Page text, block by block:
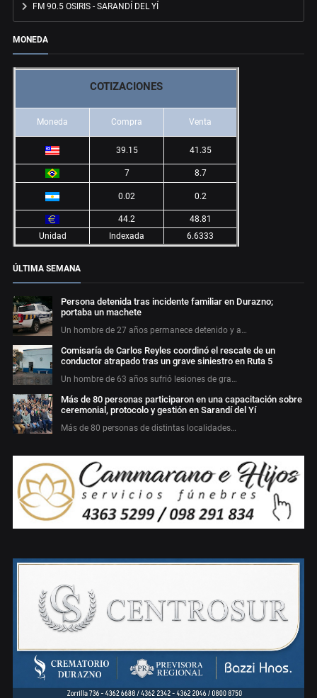
FM 90.5 OSIRIS - SARANDÍ DEL YÍ
MONEDA
COTIZACIONES
Moneda Compra Venta
39.15 41.35
7 8.7
0.02 0.2
44.2
48.81
Unidad
Indexada 6.6333
ÚLTIMA SEMANA
Persona detenida tras incidente familiar en Durazno;
portaba un machete
Un hombre de 27 años permanece detenido y a…
Comisaría de Carlos Reyles coordinó el rescate de un
conductor atrapado tras un grave siniestro en Ruta 5
Un hombre de 63 años sufrió lesiones de gra…
Más de 80 personas participaron en una capacitación sobre
ceremonial, protocolo y gestión en Sarandí del Yí
Más de 80 personas de distintas localidades…